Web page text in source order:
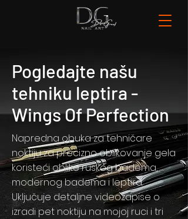
Pogledajte našu
tehniku leptira -
Wings Of Perfection
Napredna obuka za tehničare
noktiju za precizno oblikovanje gela
koristeći oblike ruskog badema,
modernog badema i leptira.
Uključuje detaljne videozapise o
izradi pet noktiju na mojoj ruci i tri